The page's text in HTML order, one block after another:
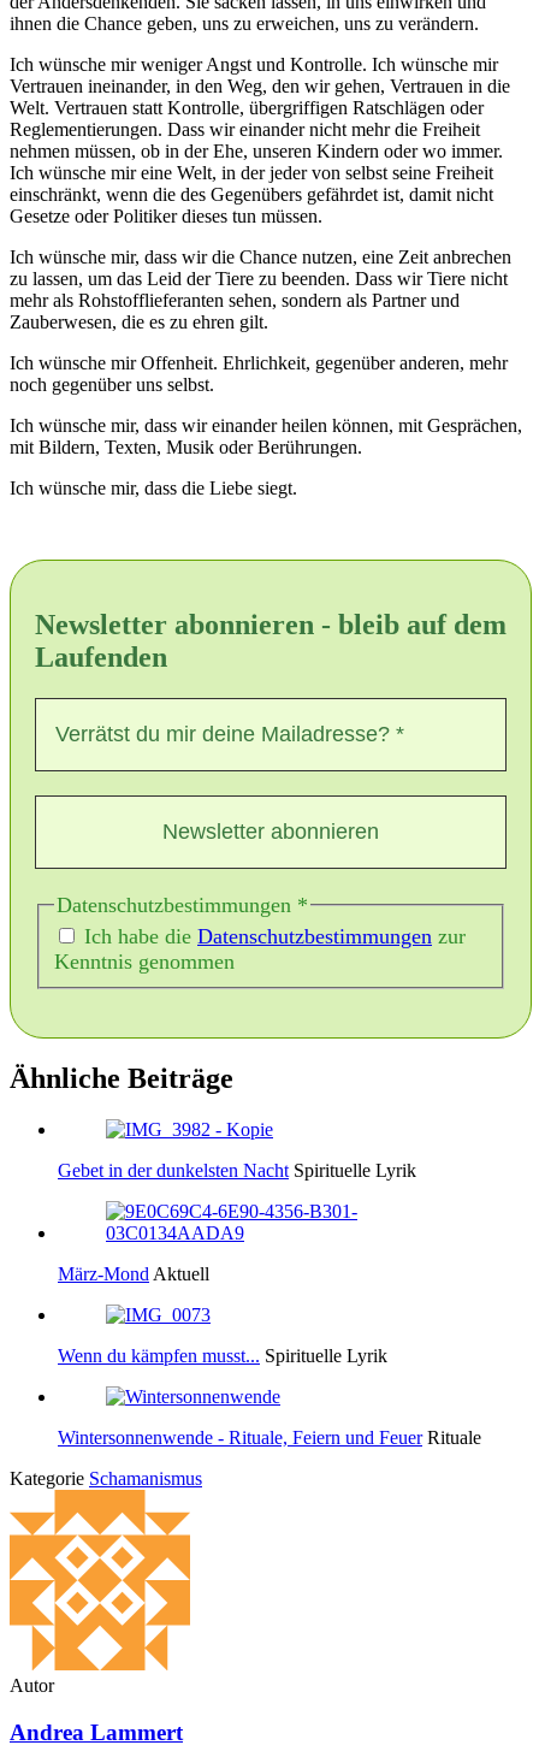
ihnen die Chance geben, uns zu erweichen, uns zu verändern.
Ich wünsche mir weniger Angst und Kontrolle. Ich wünsche mir
Vertrauen ineinander, in den Weg, den wir gehen, Vertrauen in die
Welt. Vertrauen statt Kontrolle, übergriffigen Ratschlägen oder
Reglementierungen. Dass wir einander nicht mehr die Freiheit
nehmen müssen, ob in der Ehe, unseren Kindern oder wo immer.
Ich wünsche mir eine Welt, in der jeder von selbst seine Freiheit
einschränkt, wenn die des Gegenübers gefährdet ist, damit nicht
Gesetze oder Politiker dieses tun müssen.
Ich wünsche mir, dass wir die Chance nutzen, eine Zeit anbrechen
zu lassen, um das Leid der Tiere zu beenden. Dass wir Tiere nicht
mehr als Rohstofflieferanten sehen, sondern als Partner und
Zauberwesen, die es zu ehren gilt.
Ich wünsche mir Offenheit. Ehrlichkeit, gegenüber anderen, mehr
noch gegenüber uns selbst.
Ich wünsche mir, dass wir einander heilen können, mit Gesprächen,
mit Bildern, Texten, Musik oder Berührungen.
Ich wünsche mir, dass die Liebe siegt.
Newsletter abonnieren - bleib auf dem
Laufenden
Datenschutzbestimmungen *
Ich habe die Datenschutzbestimmungen zur
Kenntnis genommen
Ähnliche Beiträge
Gebet in der dunkelsten Nacht Spirituelle Lyrik
März-Mond Aktuell
Wenn du kämpfen musst... Spirituelle Lyrik
Wintersonnenwende - Rituale, Feiern und FeuerRituale
Kategorie Schamanismus
Autor
Andrea Lammert